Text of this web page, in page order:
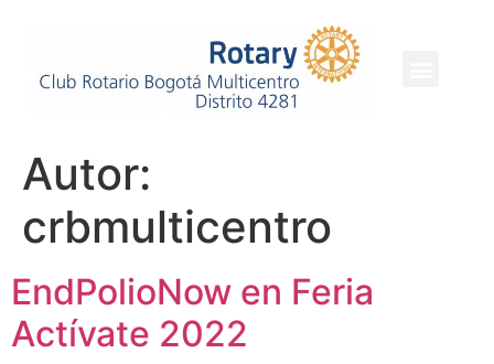
Autor:
crbmulticentro
EndPolioNow en Feria
Actívate 2022